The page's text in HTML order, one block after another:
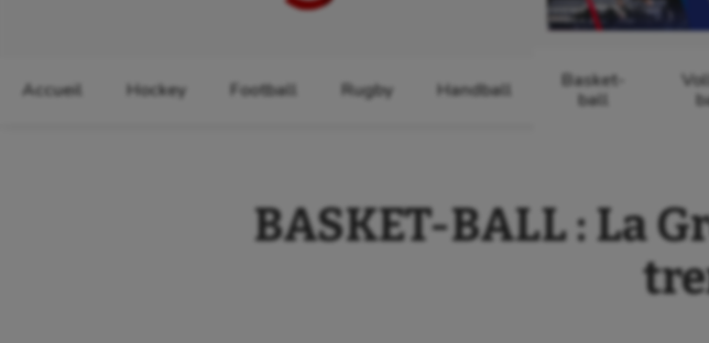
Accueil Hockey Football Rugby Handball
Basket-
ball
BASKET-BALL : La